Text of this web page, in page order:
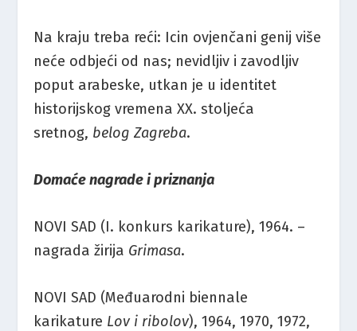
Na kraju treba reći: Icin ovjenčani genij više
neće odbjeći od nas; nevidljiv i zavodljiv
poput arabeske, utkan je u identitet
historijskog vremena XX. stoljeća
sretnog, belog Zagreba.
Domaće nagrade i priznanja
NOVI SAD (I. konkurs karikature), 1964. –
nagrada žirija Grimasa.
NOVI SAD (Međuarodni biennale
karikature Lov i ribolov), 1964, 1970, 1972,